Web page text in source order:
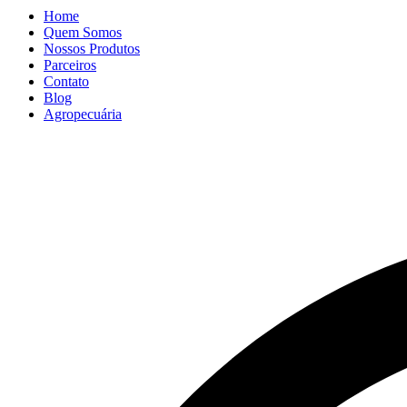
Home
Quem Somos
Nossos Produtos
Parceiros
Contato
Blog
Agropecuária